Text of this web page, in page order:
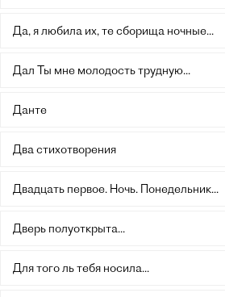
Да, я любила их, те сборища ночные...
Дал Ты мне молодость трудную...
Данте
Два стихотворения
Двадцать первое. Ночь. Понедельник...
Дверь полуоткрыта...
Для того ль тебя носила...